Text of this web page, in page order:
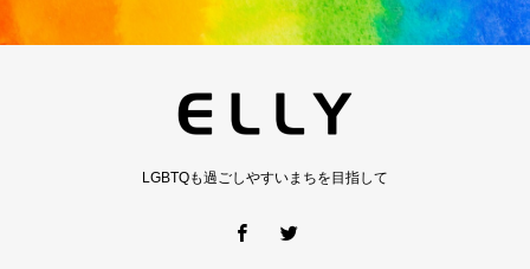
LGBTQも過ごしやすいまちを目指して